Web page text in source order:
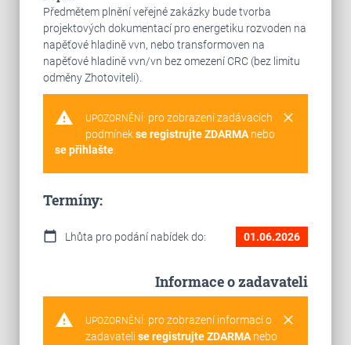
Předmětem plnění veřejné zakázky bude tvorba
projektových dokumentací pro energetiku rozvoden na
napěťové hladině vvn, nebo transformoven na
napěťové hladině vvn/vn bez omezení CRC (bez limitu
odměny Zhotoviteli).
warning clear
UPOZORNĚNÍ: pro zobrazení zadávacích
podmínekse registrujte ZDARMAnebo
se přihlašte.
Termíny:
calendar_today Lhůta pro podání nabídek do: 01.06.2026
Informace o zadavateli
warning clear
UPOZORNĚNÍ: pro zobrazení informací o
zadavateli se registrujte ZDARMAnebo